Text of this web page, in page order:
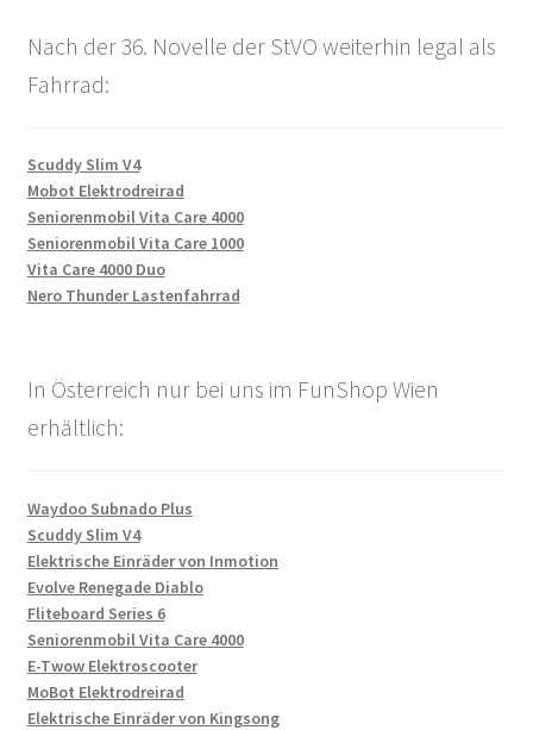
Nach der 36. Novelle der StVO weiterhin legal als
Fahrrad:
Scuddy Slim V4
Mobot Elektrodreirad
Seniorenmobil Vita Care 4000
Seniorenmobil Vita Care 1000
Vita Care 4000 Duo
Nero Thunder Lastenfahrrad
In Österreich nur bei uns im FunShop Wien
erhältlich:
Waydoo Subnado Plus
Scuddy Slim V4
Elektrische Einräder von Inmotion
Evolve Renegade Diablo
Fliteboard Series 6
Seniorenmobil Vita Care 4000
E-Twow Elektroscooter
MoBot Elektrodreirad
Elektrische Einräder von Kingsong